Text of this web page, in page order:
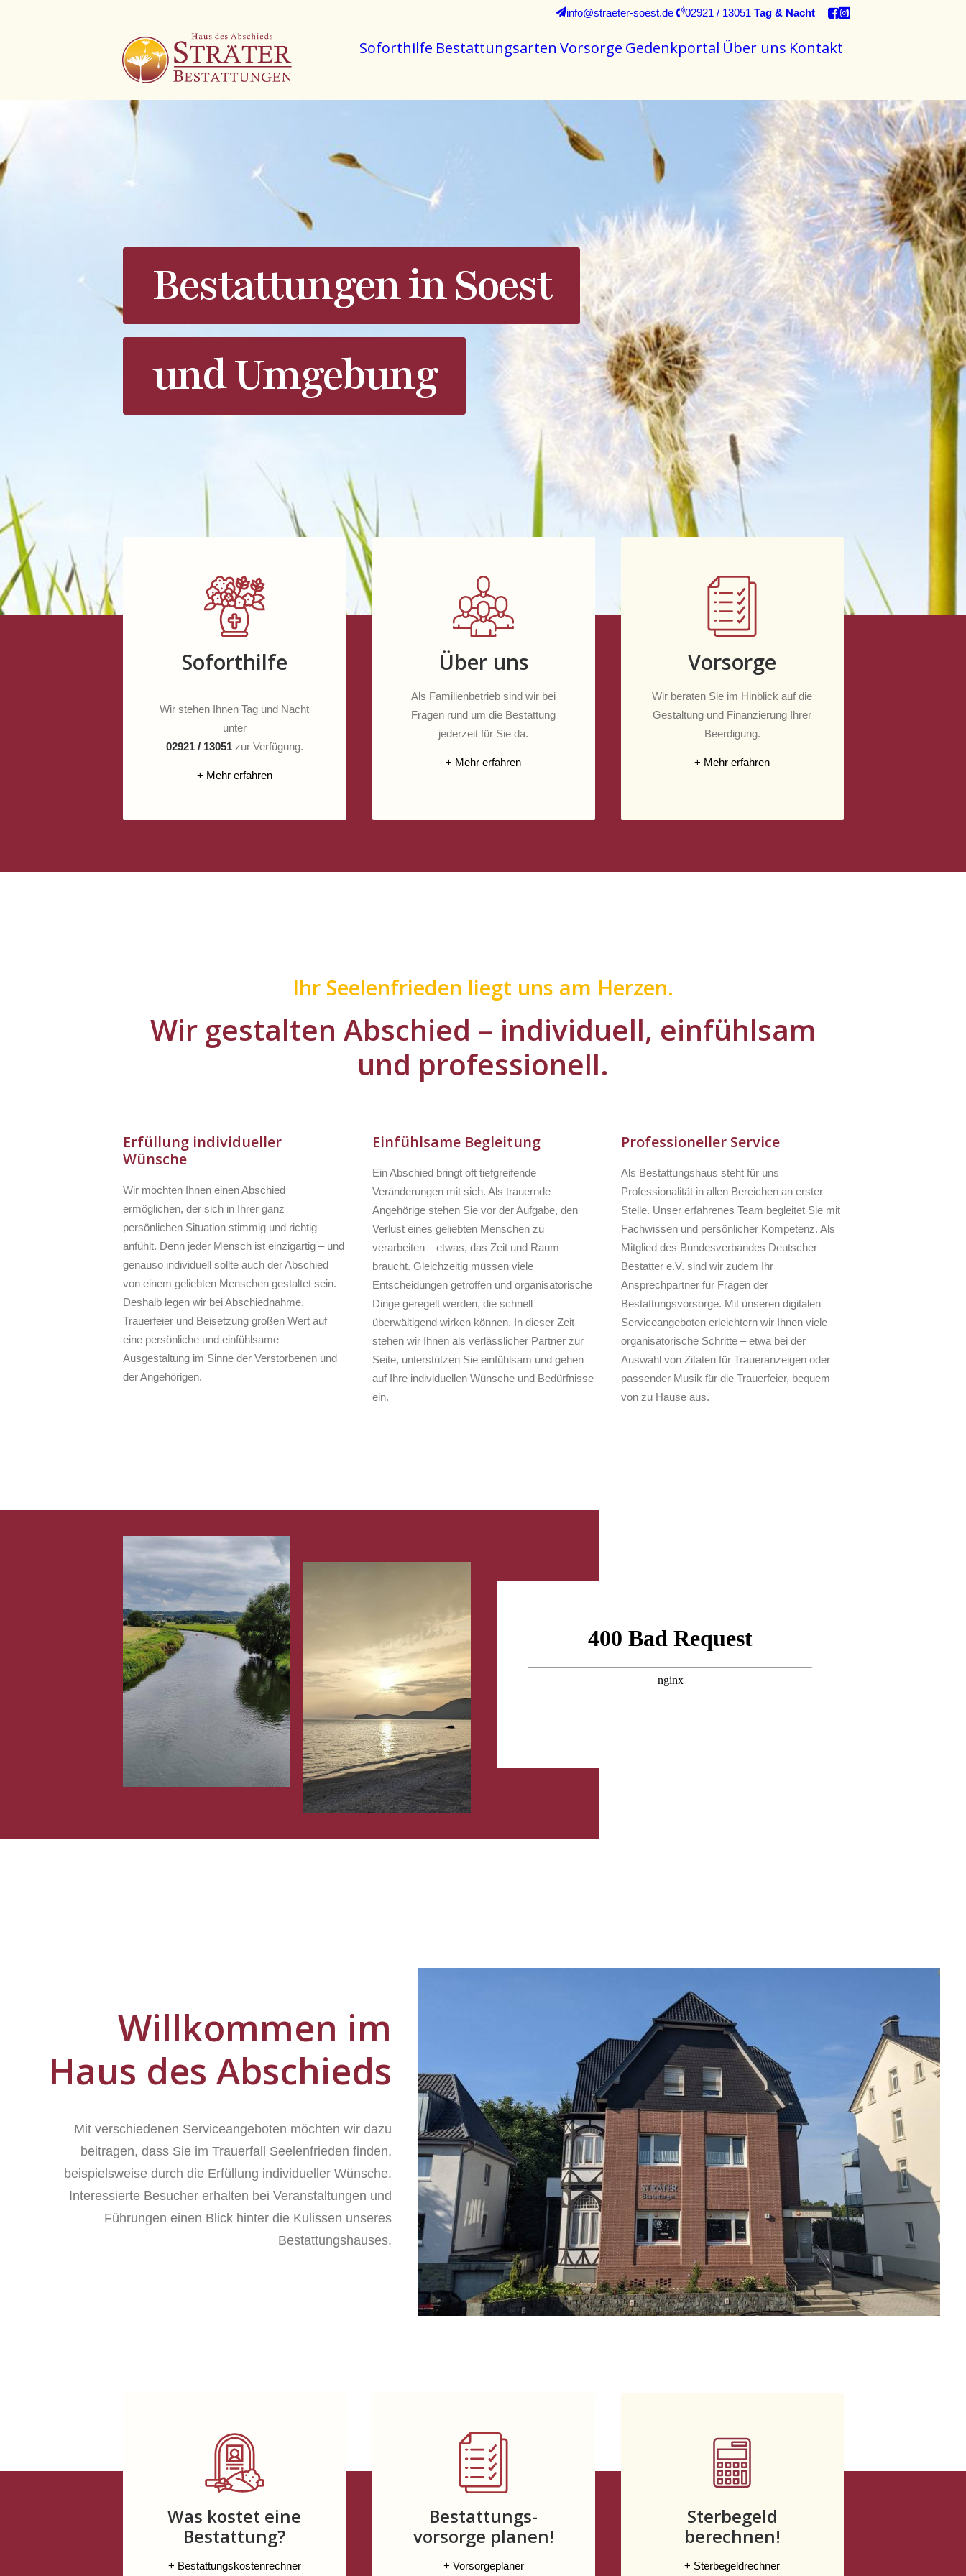
info@straeter-soest.de 02921 / 13051 Tag & Nacht
Soforthilfe Bestattungsarten Vorsorge Gedenkportal Über uns Kontakt
Bestattungen in Soest
und Umgebung
Soforthilfe
Wir stehen Ihnen Tag und Nacht
unter
02921 / 13051zur Verfügung.
+ Mehr erfahren
Über uns
Als Familienbetrieb sind wir bei
Fragen rund um die Bestattung
jederzeit für Sie da.
+ Mehr erfahren
Vorsorge
Wir beraten Sie im Hinblick auf die
Gestaltung und Finanzierung Ihrer
Beerdigung.
+ Mehr erfahren
Ihr Seelenfrieden liegt uns am Herzen.
Wir gestalten Abschied – individuell, einfühlsam
und professionell.
Erfüllung individueller
Wünsche
Wir möchten Ihnen einen Abschied
ermöglichen, der sich in Ihrer ganz
persönlichen Situation stimmig und richtig
anfühlt. Denn jeder Mensch ist einzigartig – und
genauso individuell sollte auch der Abschied
von einem geliebten Menschen gestaltet sein.
Deshalb legen wir bei Abschiednahme,
Trauerfeier und Beisetzung großen Wert auf
eine persönliche und einfühlsame
Ausgestaltung im Sinne der Verstorbenen und
der Angehörigen.
Einfühlsame Begleitung
Ein Abschied bringt oft tiefgreifende
Veränderungen mit sich. Als trauernde
Angehörige stehen Sie vor der Aufgabe, den
Verlust eines geliebten Menschen zu
verarbeiten – etwas, das Zeit und Raum
braucht. Gleichzeitig müssen viele
Entscheidungen getroffen und organisatorische
Dinge geregelt werden, die schnell
überwältigend wirken können. In dieser Zeit
stehen wir Ihnen als verlässlicher Partner zur
Seite, unterstützen Sie einfühlsam und gehen
auf Ihre individuellen Wünsche und Bedürfnisse
ein.
Professioneller Service
Als Bestattungshaus steht für uns
Professionalität in allen Bereichen an erster
Stelle. Unser erfahrenes Team begleitet Sie mit
Fachwissen und persönlicher Kompetenz. Als
Mitglied des Bundesverbandes Deutscher
Bestatter e.V. sind wir zudem Ihr
Ansprechpartner für Fragen der
Bestattungsvorsorge. Mit unseren digitalen
Serviceangeboten erleichtern wir Ihnen viele
organisatorische Schritte – etwa bei der
Auswahl von Zitaten für Traueranzeigen oder
passender Musik für die Trauerfeier, bequem
von zu Hause aus.
Willkommen im
Haus des Abschieds
Mit verschiedenen Serviceangeboten möchten wir dazu
beitragen, dass Sie im Trauerfall Seelenfrieden finden,
beispielsweise durch die Erfüllung individueller Wünsche.
Interessierte Besucher erhalten bei Veranstaltungen und
Führungen einen Blick hinter die Kulissen unseres
Bestattungshauses.
Was kostet eine
Bestattung?
+ Bestattungskostenrechner
Bestattungs-
vorsorge planen!
+ Vorsorgeplaner
Sterbegeld
berechnen!
+ Sterbegeldrechner